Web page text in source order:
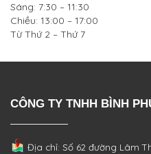
Sáng: 7:30 – 11:30
Chiều: 13:00 – 17:00
Từ Thứ 2 – Thứ 7
CÔNG TY TNHH BÌNH
Địa chỉ: Số 62 đường Lâm